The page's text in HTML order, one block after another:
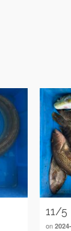
11/5
on